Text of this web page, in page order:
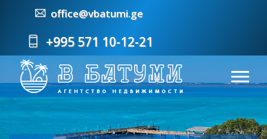
office@vbatumi.ge
+995 571 10-12-21